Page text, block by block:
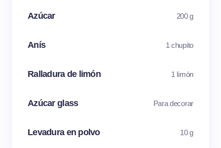
Azúcar 200 g
Anís 1 chupito
Ralladura de limón 1 limón
Azúcar glass Para decorar
Levadura en polvo 10 g